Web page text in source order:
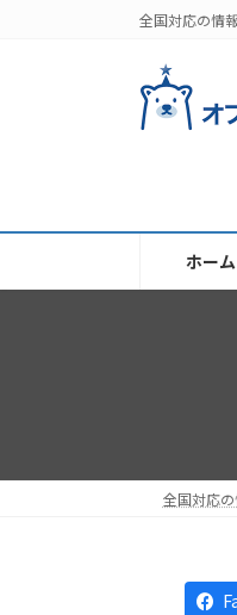
ッ
移
全国対応の情
ホーム
全国対応